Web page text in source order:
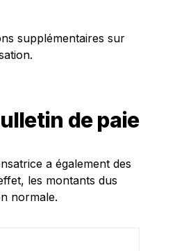
supplémentaires sur
de paie
a également des
les montants dus
normale.